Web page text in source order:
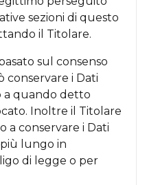
sezioni di questo
il Titolare.
sul consenso
conservare i Dati
a quando detto
Inoltre il Titolare
a conservare i Dati
lungo in
di legge o per